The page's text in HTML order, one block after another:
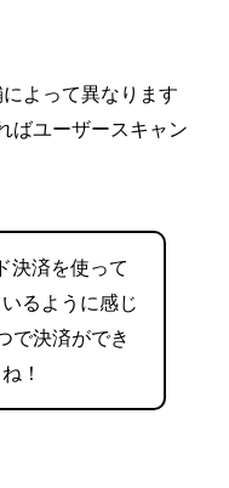
よって異なります
ばユーザースキャン
決済を使って
るように感じ
で決済ができ
！